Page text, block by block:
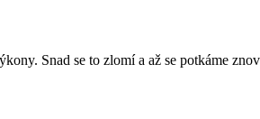
Snad se to zlomí a až se potkáme